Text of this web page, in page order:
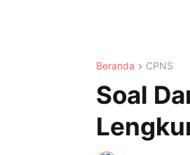
Beranda CPNS
Soal